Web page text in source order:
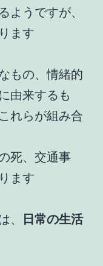
ようですが、
ます
もの、情緒的
由来するも
れらが組み合
死、交通事
ます
、
日常の生活